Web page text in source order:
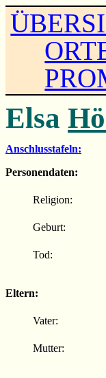
Elsa
Anschlusstafeln:
Personendaten:
Religion:
Geburt:
Tod:
Eltern:
Vater:
Mutter: